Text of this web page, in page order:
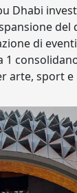
Dhabi
di
1
arte, sport e